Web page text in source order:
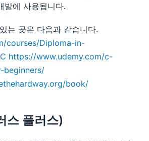
발에 사용됩니다.
는 곳은 다음과 같습니다.
courses/Diploma-in-
https://www.udemy.com/c-
beginners/
book/
스 플러스)